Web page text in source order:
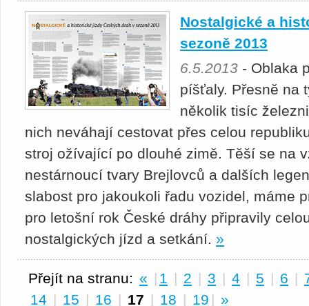
Nostalgické a
sezoně 2013
6.5.2013 - Oblaka
píšťaly. Přesně na
několik tisíc
nich neváhají cestovat přes celou
stroj ožívající po dlouhé zimě. Těší se na
nestárnoucí tvary Brejlovců a dalších
slabost pro jakoukoli řadu vozidel, máme
pro letošní rok České dráhy připravily
nostalgických jízd a setkání. »
Přejít na stranu: « | 1 | 2 | 3 | 4 | 5 | 6 |
14 | 15 | 16 | 17 | 18 | 19 | »